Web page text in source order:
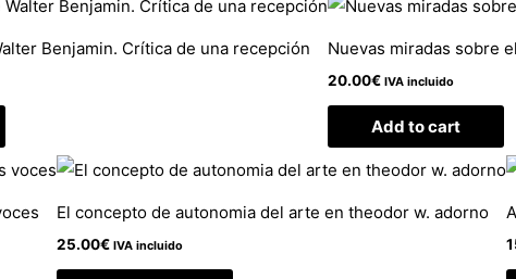
Benjamin. Crítica de una recepción Nuevas miradas sobre
20.00€ IVA incluido
Add to cart
El concepto de autonomia del arte en theodor w. adorno
25.00€ IVA incluido